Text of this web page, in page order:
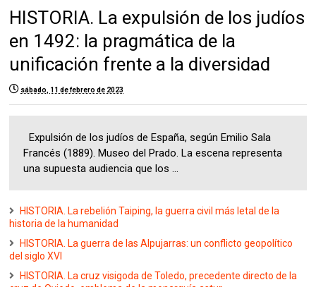
HISTORIA. La expulsión de los judíos
en 1492: la pragmática de la
unificación frente a la diversidad
sábado, 11 de febrero de 2023
Expulsión de los judíos de España, según Emilio Sala
Francés (1889). Museo del Prado. La escena representa
una supuesta audiencia que los ...
HISTORIA. La rebelión Taiping, la guerra civil más letal de la
historia de la humanidad
HISTORIA. La guerra de las Alpujarras: un conflicto geopolítico
del siglo XVI
HISTORIA. La cruz visigoda de Toledo, precedente directo de la